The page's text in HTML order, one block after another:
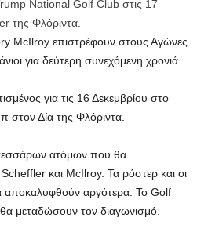
National Golf Club στις 17
της Φλόριντα.
McIlroy επιστρέφουν στους Αγώνες
για δεύτερη συνεχόμενη χρονιά.
για τις 16 Δεκεμβρίου στο
στον Δία της Φλόριντα.
ατόμων που θα
και McIlroy. Τα ρόστερ και οι
αργότερα. Το Golf
μεταδώσουν τον διαγωνισμό.